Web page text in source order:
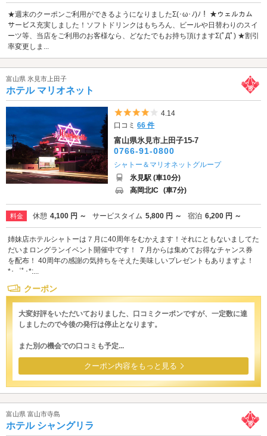
★週末のクーポンご利用ができるようになりましたΣ(･ω･ﾉ)ﾉ！ ★ウェルカム
サービス充実しました！ソフトドリンクはもちろん、ビールや日替わりのスイ
ーツ等、当店をご利用のお客様なら、どなたでもお持ち頂けますΣ(ﾟДﾟ) ★割引
率変更しま...
富山県 氷見市上田子
ホテル マリオネット
5つ星のうち4
4.14
口コミ66 件
富山県氷見市上田子15-7
0766-91-0800
シャトー＆マリオネットグループ
氷見駅 (車10分)
高岡北IC (車7分)
料金 休憩 4,100 円 ～ サービスタイム 5,800 円 ～ 宿泊 6,200 円 ～
姉妹店ホテルシャトーは７月に40周年をむかえます！それにともないましてた
だいまロングランイベント開催中です！ ７月からは集めてお得なチャンス券
を配布！ 40周年の感謝の気持ちをそえた美味しいプレゼントもありますよ！
*･゜ﾟ･*:...
クーポン
大変好評をいただいておりました、口コミクーポンですが、一定数に達
しましたので今後の発行は停止となります。
また別の機会での口コミも予定...
クーポン内容をもっと見る
富山県 富山市寺島
ホテル シャングリラ